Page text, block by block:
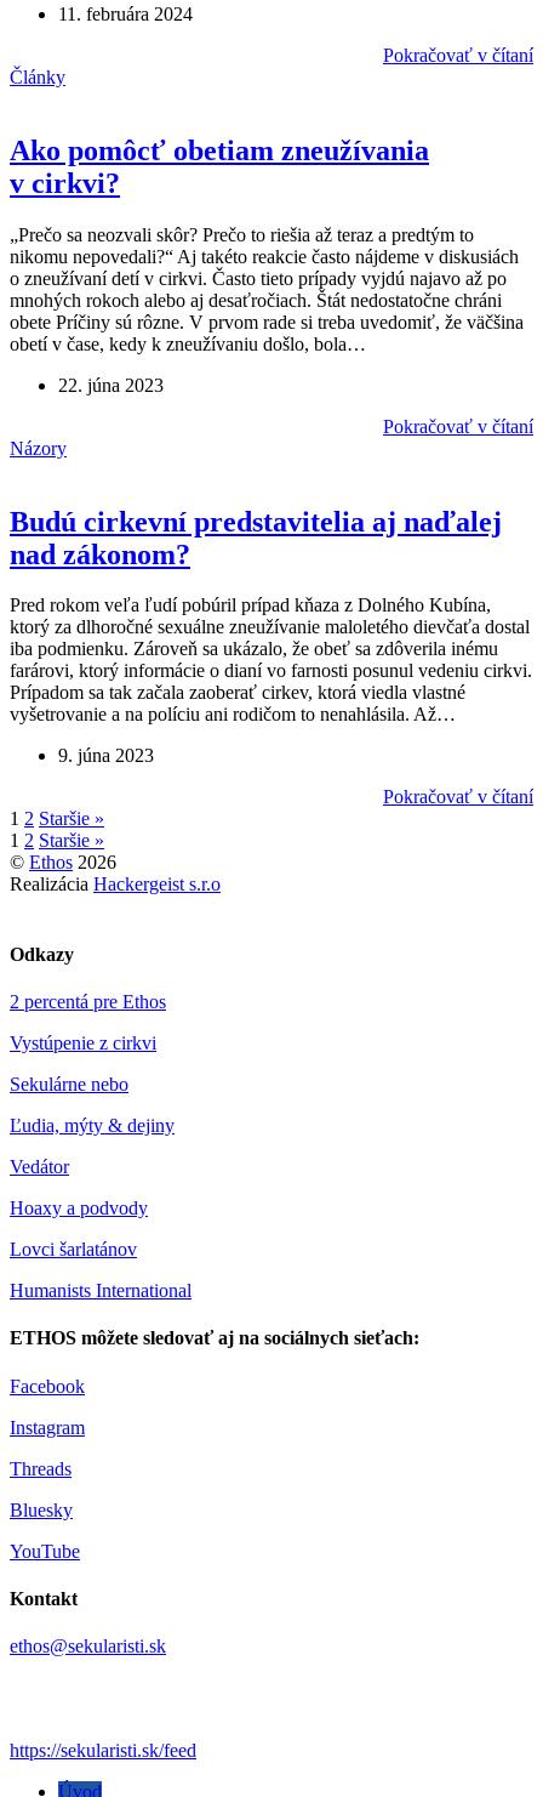
11. februára 2024
Pokračovať v čítaní
Články
Ako pomôcť obetiam zneužívania
v cirkvi?
„Prečo sa neozvali skôr? Prečo to riešia až teraz a predtým to
nikomu nepovedali?“ Aj takéto reakcie často nájdeme v diskusiách
o zneužívaní detí v cirkvi. Často tieto prípady vyjdú najavo až po
mnohých rokoch alebo aj desaťročiach. Štát nedostatočne chráni
obete Príčiny sú rôzne. V prvom rade si treba uvedomiť, že väčšina
obetí v čase, kedy k zneužívaniu došlo, bola…
22. júna 2023
Pokračovať v čítaní
Názory
Budú cirkevní predstavitelia aj naďalej
nad zákonom?
Pred rokom veľa ľudí pobúril prípad kňaza z Dolného Kubína,
ktorý za dlhoročné sexuálne zneužívanie maloletého dievčaťa dostal
iba podmienku. Zároveň sa ukázalo, že obeť sa zdôverila inému
farárovi, ktorý informácie o dianí vo farnosti posunul vedeniu cirkvi.
Prípadom sa tak začala zaoberať cirkev, ktorá viedla vlastné
vyšetrovanie a na políciu ani rodičom to nenahlásila. Až…
9. júna 2023
Pokračovať v čítaní
1 2 Staršie »
1 2 Staršie »
© Ethos 2026
Realizácia Hackergeist s.r.o
Odkazy
2 percentá pre Ethos
Vystúpenie z cirkvi
Sekulárne nebo
Ľudia, mýty & dejiny
Vedátor
Hoaxy a podvody
Lovci šarlatánov
Humanists International
ETHOS môžete sledovať aj na sociálnych sieťach:
Facebook
Instagram
Threads
Bluesky
YouTube
Kontakt
ethos@sekularisti.sk
https://sekularisti.sk/feed
Úvod